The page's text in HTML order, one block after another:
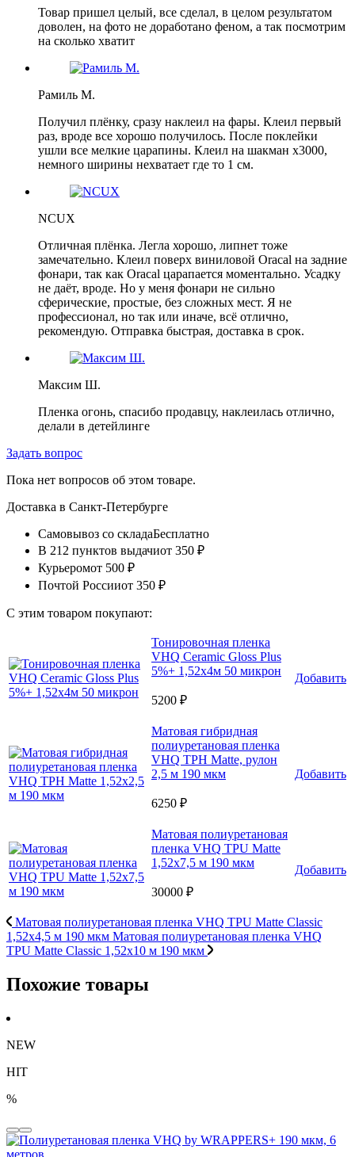
Товар пришел целый, все сделал, в целом результатом
доволен, на фото не доработано феном, а так посмотрим
на сколько хватит
Рамиль М.
Получил плёнку, сразу наклеил на фары. Клеил первый
раз, вроде все хорошо получилось. После поклейки
ушли все мелкие царапины. Клеил на шакман х3000,
немного ширины нехватает где то 1 см.
NCUX
Отличная плёнка. Легла хорошо, липнет тоже
замечательно. Клеил поверх виниловой Oracal на задние
фонари, так как Oracal царапается моментально. Усадку
не даёт, вроде. Но у меня фонари не сильно
сферические, простые, без сложных мест. Я не
профессионал, но так или иначе, всё отлично,
рекомендую. Отправка быстрая, доставка в срок.
Максим Ш.
Пленка огонь, спасибо продавцу, наклеилась отлично,
делали в детейлинге
Задать вопрос
Пока нет вопросов об этом товаре.
Доставка в Санкт-Петербурге
Самовывоз со складаБесплатно
В 212 пунктов выдачиот 350 ₽
Курьеромот 500 ₽
Почтой Россииот 350 ₽
С этим товаром покупают:
Тонировочная пленка
VHQ Ceramic Gloss Plus
5%+ 1,52x4м 50 микрон
5200 ₽
Добавить
Матовая гибридная
полиуретановая пленка
VHQ TPH Matte, рулон
2,5 м 190 мкм
6250 ₽
Добавить
Матовая полиуретановая
пленка VHQ TPU Matte
1,52х7,5 м 190 мкм
30000 ₽
Добавить
Матовая полиуретановая пленка VHQ TPU Matte Classic
1,52х4,5 м 190 мкм Матовая полиуретановая пленка VHQ
TPU Matte Classic 1,52х10 м 190 мкм
Похожие товары
NEW
HIT
%